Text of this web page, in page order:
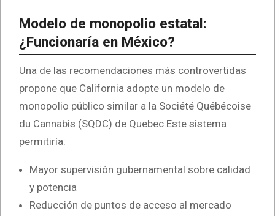
Modelo de monopolio estatal:
¿Funcionaría en México?
Una de las recomendaciones más controvertidas
propone que California adopte un modelo de
monopolio público similar a la Société Québécoise
du Cannabis (SQDC) de Quebec.Este sistema
permitiría:
Mayor supervisión gubernamental sobre calidad
y potencia
Reducción de puntos de acceso al mercado